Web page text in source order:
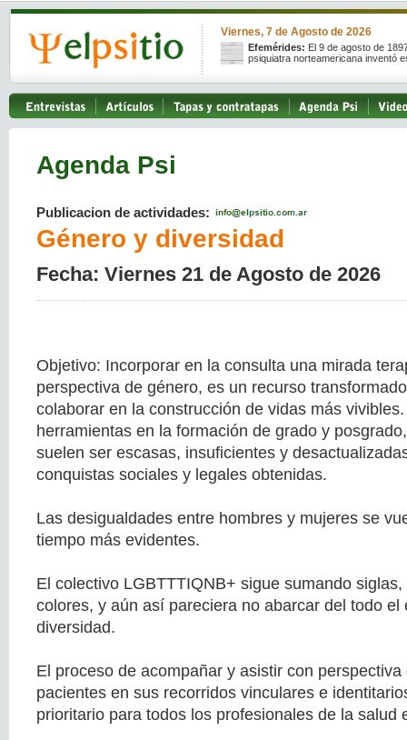
Viernes, 7 de Agosto de 2026
Efemérides: El 9 de agosto de
psiquiatra norteamericana inventó
Agenda Psi
Publicacion de actividades:
Género y diversidad
Fecha: Viernes 21 de Agosto de 2026
Objetivo: Incorporar en la consulta una mirada
perspectiva de género, es un recurso
colaborar en la construcción de vidas más
herramientas en la formación de grado y
suelen ser escasas, insuficientes y
conquistas sociales y legales obtenidas.
Las desigualdades entre hombres y mujeres se
tiempo más evidentes.
El colectivo LGBTTTIQNB+ sigue sumando
colores, y aún así pareciera no abarcar del todo el
diversidad.
El proceso de acompañar y asistir con
pacientes en sus recorridos vinculares e
prioritario para todos los profesionales de la salud